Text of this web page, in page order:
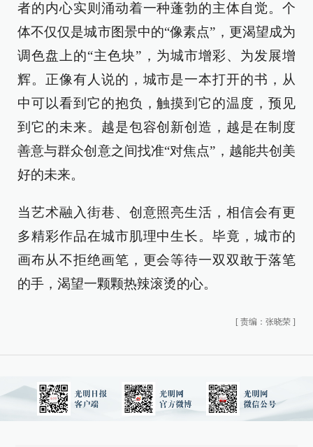
者的内心实则涌动着一种蓬勃的主体自觉。个
体不仅仅是城市图景中的“像素点”，更渴望成为
调色盘上的“主色块”，为城市增彩、为发展增
辉。正像有人说的，城市是一本打开的书，从
中可以看到它的抱负，触摸到它的温度，预见
到它的未来。越是包容创新创造，越是在制度
善意与群众创意之间找准“对焦点”，越能共创美
好的未来。
当艺术融入街巷、创意照亮生活，相信会有更
多精彩作品在城市肌理中生长。毕竟，城市的
画布从不拒绝画笔，更会等待一双双敢于落笔
的手，渴望一颗颗热辣滚烫的心。
[ 责编：张晓荣 ]